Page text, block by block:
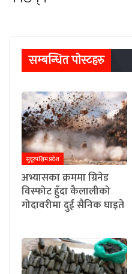
सम्बन्धित पाेस्टहरु
सुदूरपश्चिम प्रदेश
अभ्यासका क्रममा ग्रिनेड
विस्फोट हुँदा कैलालीको
गोदावरीमा दुई सैनिक घाइते